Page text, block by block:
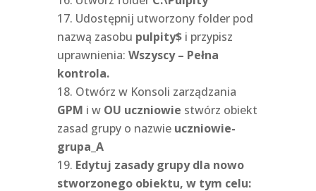
Udostępnij utworzony folder pod
nazwą zasobu pulpity$i przypisz
uprawnienia: Wszyscy – Pełna
kontrola.
Otwórz w Konsoli zarządzania
GPM i w OU uczniowie stwórz obiekt
zasad grupy o nazwie uczniowie-
grupa_A
Edytuj zasady grupy dla nowo
stworzonego obiektu, w tym celu: